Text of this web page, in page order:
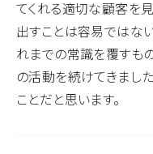
てくれる適切な顧客を
出すことは容易ではな
れまでの常識を覆すも
の活動を続けてきまし
ことだと思います。